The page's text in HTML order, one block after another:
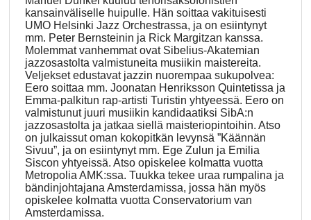
kansainväliselle huipulle. Hän soittaa vakituisesti
UMO Helsinki Jazz Orchestrassa, ja on esiintynyt
mm. Peter Bernsteinin ja Rick Margitzan kanssa.
Molemmat vanhemmat ovat Sibelius-Akatemian
jazzosastolta valmistuneita musiikin maistereita.
Veljekset edustavat jazzin nuorempaa sukupolvea:
Eero soittaa mm. Joonatan Henriksson Quintetissa ja
Emma-palkitun rap-artisti Turistin yhtyeessä. Eero on
valmistunut juuri musiikin kandidaatiksi SibA:n
jazzosastolta ja jatkaa siellä maisteriopintoihin. Atso
on julkaissut oman kokopitkän levynsä ”Käännän
Sivuu”, ja on esiintynyt mm. Ege Zulun ja Emilia
Siscon yhtyeissä. Atso opiskelee kolmatta vuotta
Metropolia AMK:ssa. Tuukka tekee uraa rumpalina ja
bändinjohtajana Amsterdamissa, jossa hän myös
opiskelee kolmatta vuotta Conservatorium van
Amsterdamissa.